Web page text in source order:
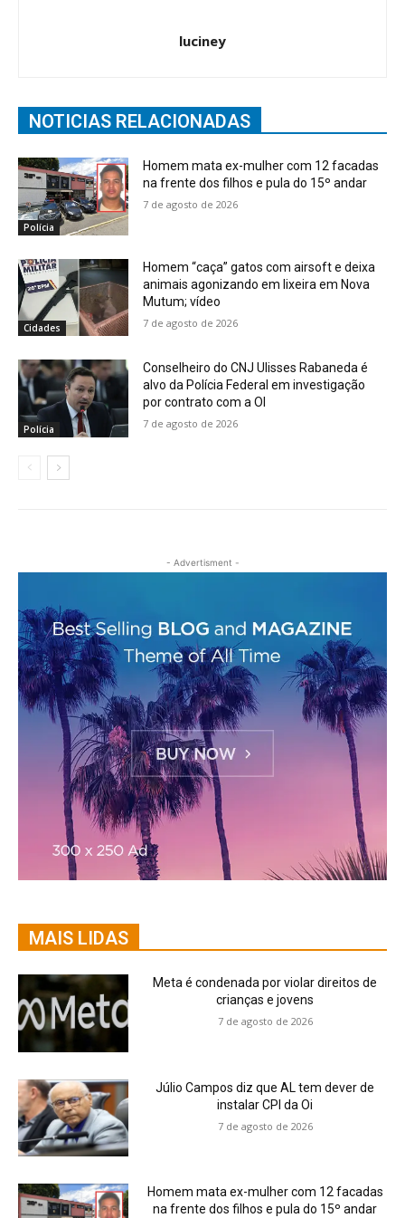
luciney
NOTICIAS RELACIONADAS
Polícia
Homem mata ex-mulher com 12 facadas
na frente dos filhos e pula do 15º andar
7 de agosto de 2026
Cidades
Homem “caça” gatos com airsoft e deixa
animais agonizando em lixeira em Nova
Mutum; vídeo
7 de agosto de 2026
Polícia
Conselheiro do CNJ Ulisses Rabaneda é
alvo da Polícia Federal em investigação
por contrato com a OI
7 de agosto de 2026
- Advertisment -
MAIS LIDAS
Meta é condenada por violar direitos de
crianças e jovens
7 de agosto de 2026
Júlio Campos diz que AL tem dever de
instalar CPI da Oi
7 de agosto de 2026
Homem mata ex-mulher com 12 facadas
na frente dos filhos e pula do 15º andar